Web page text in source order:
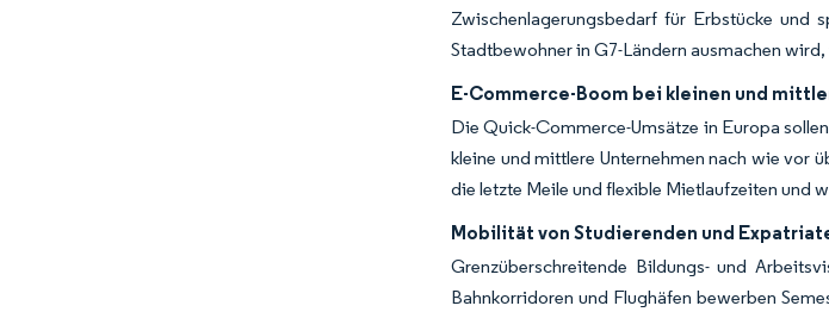
Zwischenlagerungsbedarf für Erbstücke und
Stadtbewohner in G7-Ländern ausmachen
E-Commerce-Boom bei kleinen und
Die Quick-Commerce-Umsätze in Europa
kleine und mittlere Unternehmen nach wie vor
die letzte Meile und flexible Mietlaufzeiten und
Mobilität von Studierenden und
Grenzüberschreitende Bildungs- und
Bahnkorridoren und Flughäfen bewerben